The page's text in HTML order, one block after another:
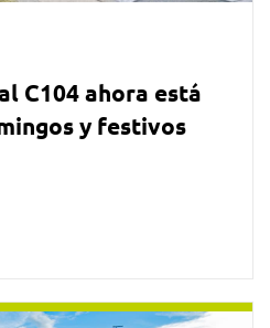
C104 ahora está
y festivos